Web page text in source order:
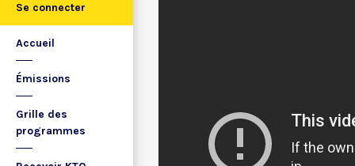
Se connecter
Accueil
Émissions
Grille des
programmes